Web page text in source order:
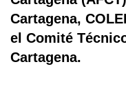
Cartagena,
el Comité
Cartagena.